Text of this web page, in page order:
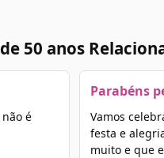
50 anos
é
Parabéns
Vamos
festa e
muito e que